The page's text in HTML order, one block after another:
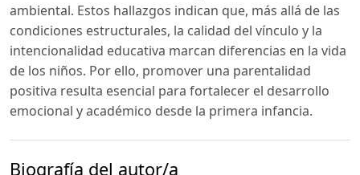
ambiental. Estos hallazgos indican que, más allá de las
condiciones estructurales, la calidad del vínculo y la
intencionalidad educativa marcan diferencias en la vida
de los niños. Por ello, promover una parentalidad
positiva resulta esencial para fortalecer el desarrollo
emocional y académico desde la primera infancia.
Biografía del autor/a